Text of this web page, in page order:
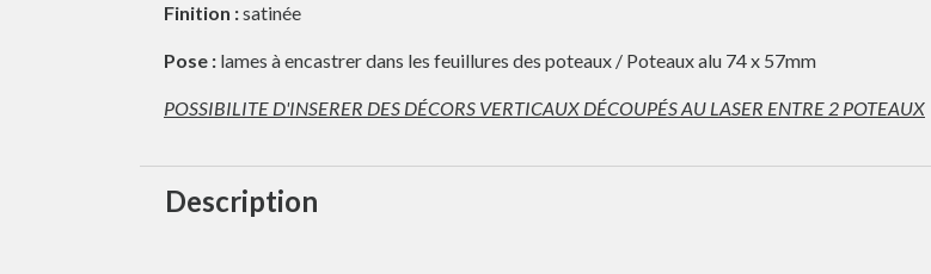
Finition :satinée
Pose : lames à encastrer dans les feuillures des poteaux / Poteaux alu 74 x 57mm
POSSIBILITE D'INSERER DES DÉCORS VERTICAUX DÉCOUPÉS AU LASER ENTRE 2 POTEAUX
Description